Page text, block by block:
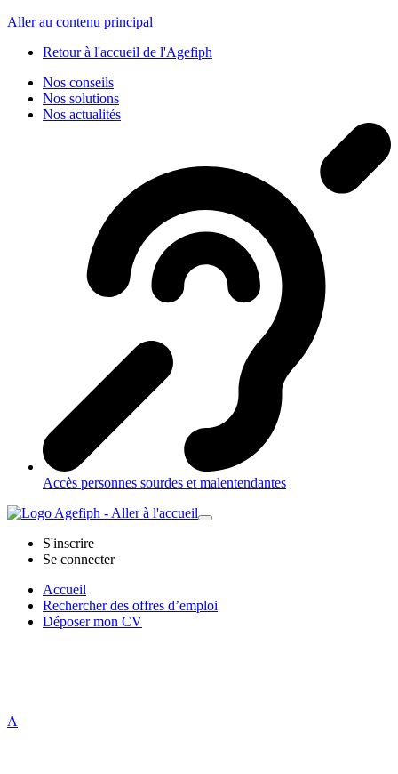
Aller au contenu principal
Retour à l'accueil de l'Agefiph
Nos conseils
Nos solutions
Nos actualités
Accès personnes sourdes et malentendantes
S'inscrire
Se connecter
Accueil
Rechercher des offres d’emploi
Déposer mon CV
A